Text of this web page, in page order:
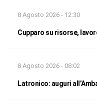
8 Agosto 2026 - 12:30
Cupparo su risorse,
8 Agosto 2026 - 08:02
Latronico: auguri